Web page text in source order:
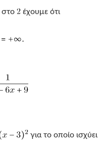
στο έχουμε ότι
για το οποίο ισχύει